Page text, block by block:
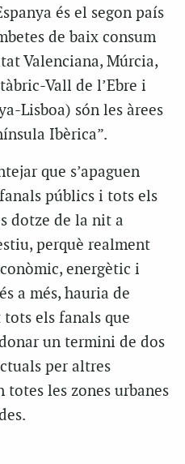
és el segon país
de baix consum
Valenciana, Múrcia,
Vall de l’Ebre i
Lisboa) són les àrees
Ibèrica”.
que s’apaguen
públics i tots els
dotze de la nit a
perquè realment
energètic i
a més, hauria de
els fanals que
un termini de dos
per altres
les zones urbanes